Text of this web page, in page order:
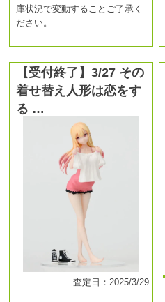
庫状況で変動することご了承く
ださい。
【受付終了】3/27 その
着せ替え人形は恋をす
る …
査定日：2025/3/29